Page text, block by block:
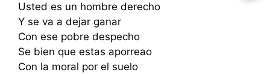
Usted es un hombre derecho
Y se va a dejar ganar
Con ese pobre despecho
Se bien que estas aporreao
Con la moral por el suelo